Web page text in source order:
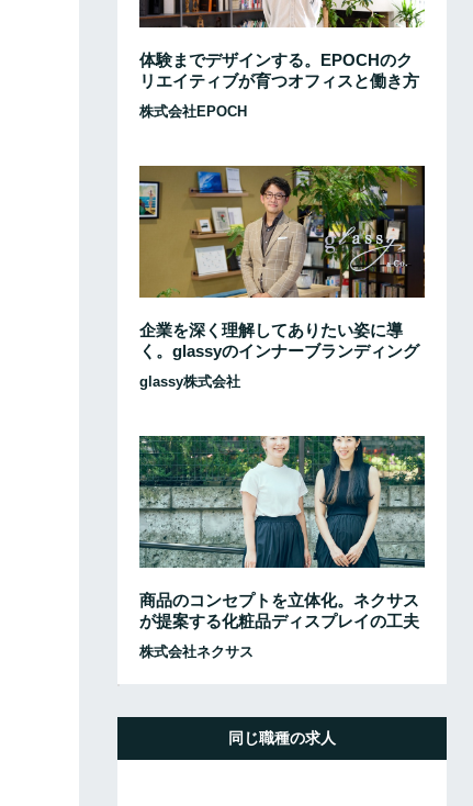
体験までデザインする。EPOCHのク
リエイティブが育つオフィスと働き方
株式会社EPOCH
企業を深く理解してありたい姿に導
く。glassyのインナーブランディング
glassy株式会社
商品のコンセプトを立体化。ネクサス
が提案する化粧品ディスプレイの工夫
株式会社ネクサス
同じ職種の求人